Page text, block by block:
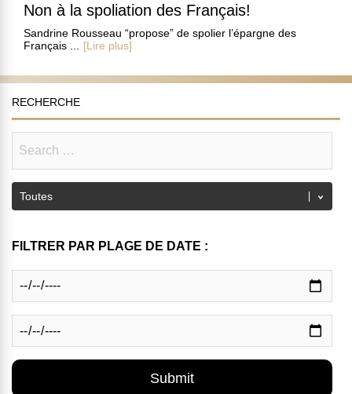
Non à la spoliation des Français!
Sandrine Rousseau “propose” de spolier l’épargne des
Français ...
[Lire plus]
RECHERCHE
FILTRER PAR PLAGE DE DATE :